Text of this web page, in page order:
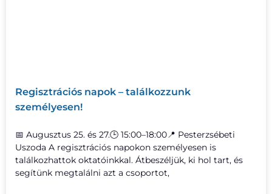
Regisztrációs napok – találkozzunk
személyesen!
📅 Augusztus 25. és 27.🕒 15:00–18:00📍 Pesterzsébeti
Uszoda A regisztrációs napokon személyesen is
találkozhattok oktatóinkkal. Átbeszéljük, ki hol tart, és
segítünk megtalálni azt a csoportot,